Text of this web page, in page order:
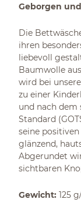
Geborgen
Die
ihren
liebevoll
Baumwolle
wird bei
zu einer
und nach dem
Standard
seine
glänzend,
Abgerundet
sichtbaren
Gewicht: 125